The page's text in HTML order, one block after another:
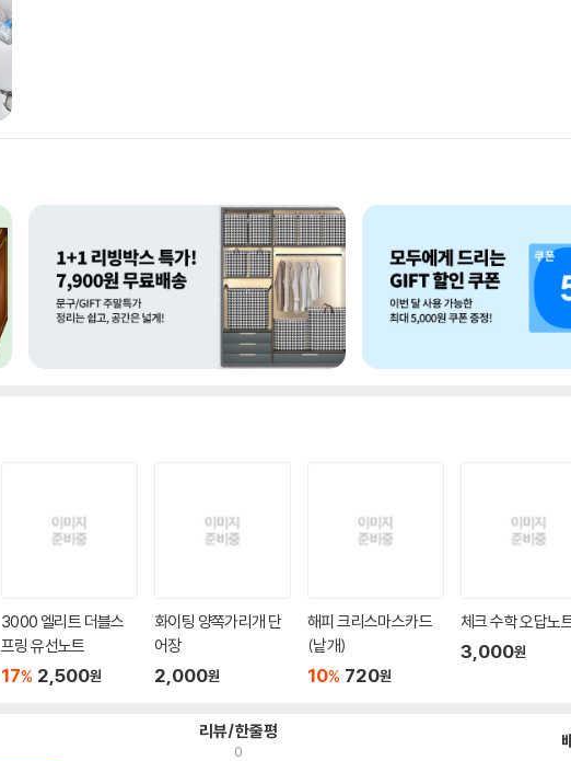
3000 엘리트 더블스
프링 유선노트
17% 2,500원
화이팅 양쪽가리개 단
어장
2,000원
해피 크리스마스카드
(낱개)
10% 720원
체크 수학 오답노
3,000원
리뷰/한줄평
0